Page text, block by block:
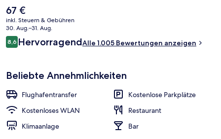
berichten. Die Unterkunft ist nur einen kurzen Fußmarsch von den
öffentlichen Verkehrsmitteln entfernt: Zur U-Bahn läuft man 2
Minuten (Haltestelle Osdorpplein) bzw. 4 Minuten (Haltestelle
Ruimzicht).
Der
aktuelle
Preis
beträgt
67 €.
67 €
inkl. Steuern & Gebühren
30. Aug.–31. Aug.
Bewertungen
8,68,6 von 10.
HervorragendAlle 1.005 Bewertungen anzeigen
Beliebte Annehmlichkeiten
Flughafentransfer
Kostenlose Parkplätze
Kostenloses WLAN
Restaurant
Klimaanlage
Bar